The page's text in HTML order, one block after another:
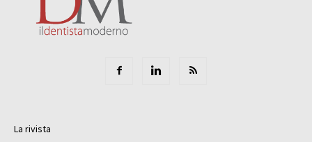
La rivista